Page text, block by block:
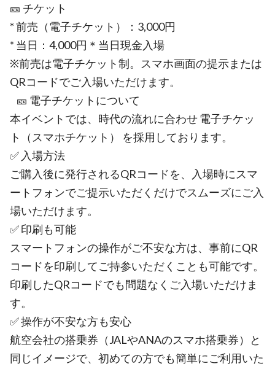
🎫 チケット
* 前売（電子チケット）：3,000円
* 当日：4,000円＊当日現金入場
※前売は電子チケット制。スマホ画面の提示または
QRコードでご入場いただけます。
🎫 電子チケットについて
本イベントでは、時代の流れに合わせ 電子チケッ
ト（スマホチケット） を採用しております。
✅ 入場方法
ご購入後に発行されるQRコードを、入場時にスマ
ートフォンでご提示いただくだけでスムーズにご入
場いただけます。
✅ 印刷も可能
スマートフォンの操作がご不安な方は、事前にQR
コードを印刷してご持参いただくことも可能です。
印刷したQRコードでも問題なくご入場いただけま
す。
✅ 操作が不安な方も安心
航空会社の搭乗券（JALやANAのスマホ搭乗券）と
同じイメージで、初めての方でも簡単にご利用いた